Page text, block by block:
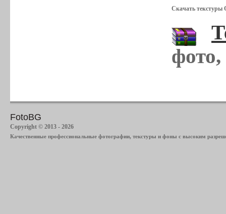
Скачать текстуры
FotoBG
Copyright © 2013 - 2026
Качественные профессиональные фотографии, текстуры и фоны с высоким